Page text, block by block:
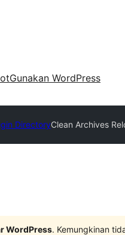
Gunakan WordPress
DirectoryClean Archives
WordPress. Kemungkinan